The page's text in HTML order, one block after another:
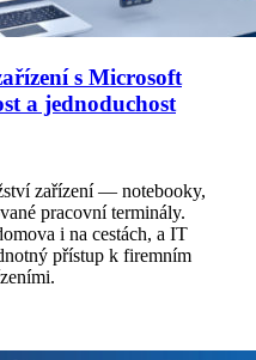
s Microsoft
a jednoduchost
zařízení — notebooky,
pracovní terminály.
i na cestách, a IT
přístup k firemním